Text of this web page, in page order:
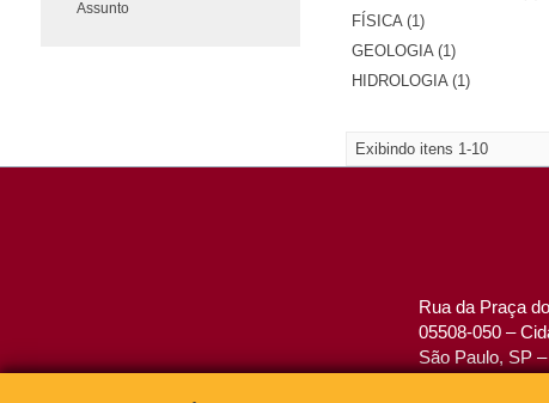
FÍSICA (1)
GEOLOGIA (1)
HIDROLOGIA (1)
Exibindo itens 1-10
Assunto
Rua da Praça
05508-050 –
São Paulo, SP